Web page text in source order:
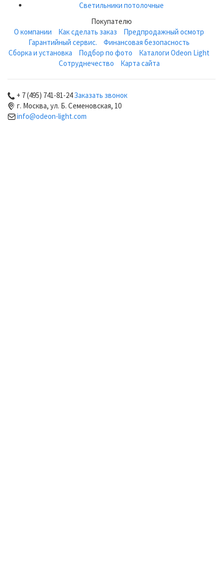
Светильники потолочные
Покупателю
О компании
Как сделать заказ
Предпродажный осмотр
Гарантийный сервис.
Финансовая безопасность
Сборка и установка
Подбор по фото
Каталоги Odeon Light
Сотруднечество
Карта сайта
+ 7 (495) 741-81-24Заказать звонок
г. Москва, ул. Б. Семеновская, 10
info@odeon-light.com